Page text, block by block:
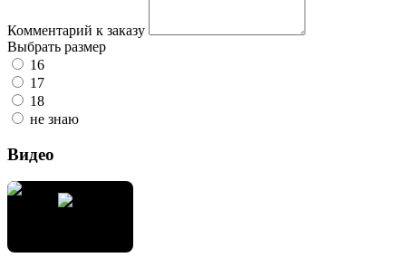
Комментарий к заказу
Выбрать размер
16
17
18
не знаю
Видео